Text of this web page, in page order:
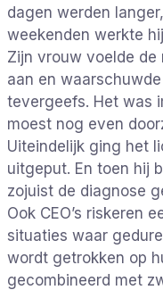
dagen werden
weekenden werkte
Zijn vrouw voelde
aan en
tevergeefs. Het was
moest nog even
Uiteindelijk ging het
uitgeput. En toen hij
zojuist de diagnose
Ook CEO’s riskeren
situaties waar
wordt getrokken op
gecombineerd met